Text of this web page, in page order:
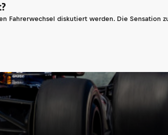
Fahrerwechsel diskutiert werden. Die Sensation